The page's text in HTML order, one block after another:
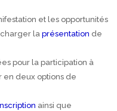
et les opportunités
la présentation de
pour la participation à
en deux options de
ainsi que